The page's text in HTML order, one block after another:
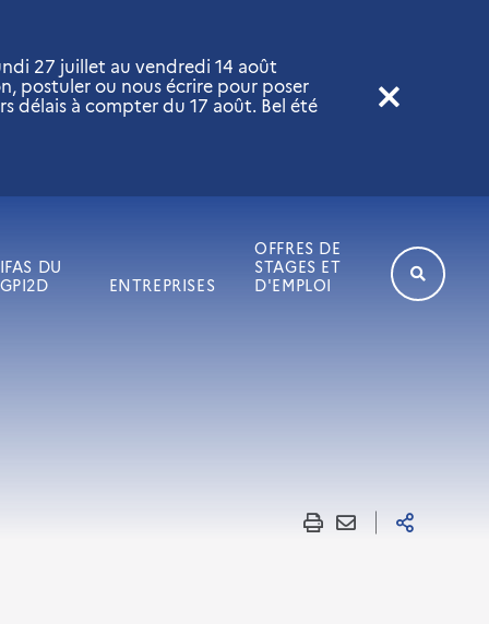
27 juillet au vendredi 14 août
postuler ou nous écrire pour poser
délais à compter du 17 août. Bel été
IFAS DU
GPI2D
ENTREPRISES
OFFRES DE
STAGES ET
D'EMPLOI